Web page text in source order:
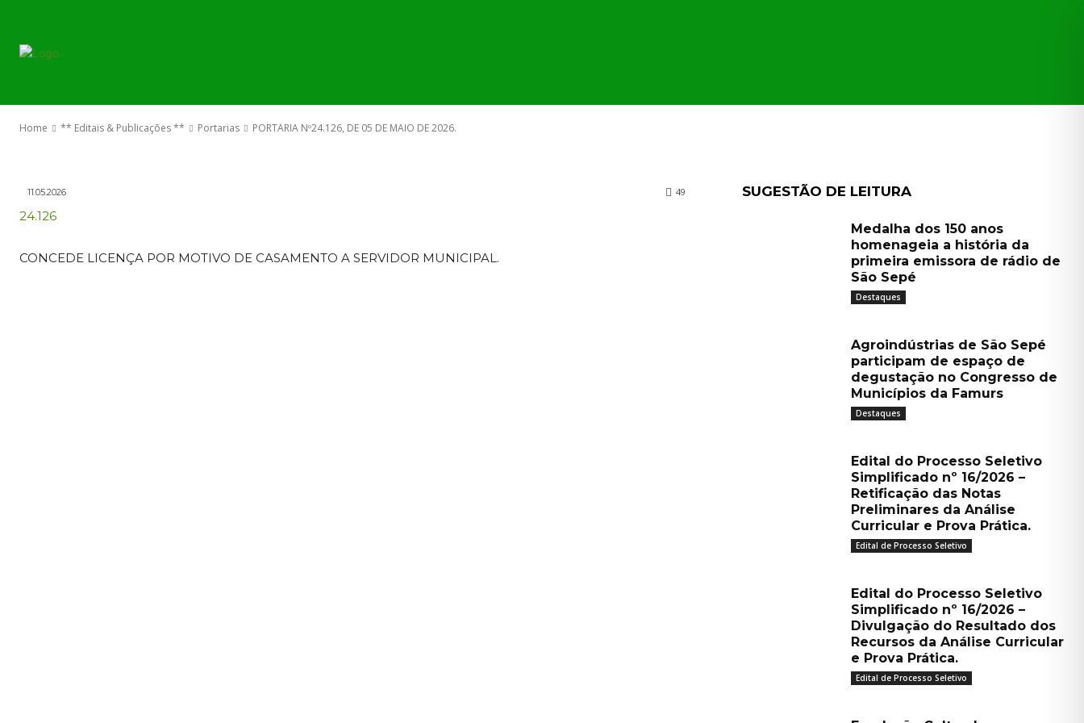
Home ** Editais & Publicações ** Portarias PORTARIA Nº24.126, DE 05 DE MAIO DE 2026.
PORTARIA Nº24.126, DE 05 DE
MAIO DE 2026.
11.05.2026 49
24.126
CONCEDE LICENÇA POR MOTIVO DE CASAMENTO A SERVIDOR MUNICIPAL.
SUGESTÃO DE LEITURA
Medalha dos 150 anos
homenageia a história da
primeira emissora de rádio de
São Sepé
Destaques
Agroindústrias de São Sepé
participam de espaço de
degustação no Congresso de
Municípios da Famurs
Destaques
Edital do Processo Seletivo
Simplificado nº 16/2026 –
Retificação das Notas
Preliminares da Análise
Curricular e Prova Prática.
Edital de Processo Seletivo
Edital do Processo Seletivo
Simplificado nº 16/2026 –
Divulgação do Resultado dos
Recursos da Análise Curricular
e Prova Prática.
Edital de Processo Seletivo